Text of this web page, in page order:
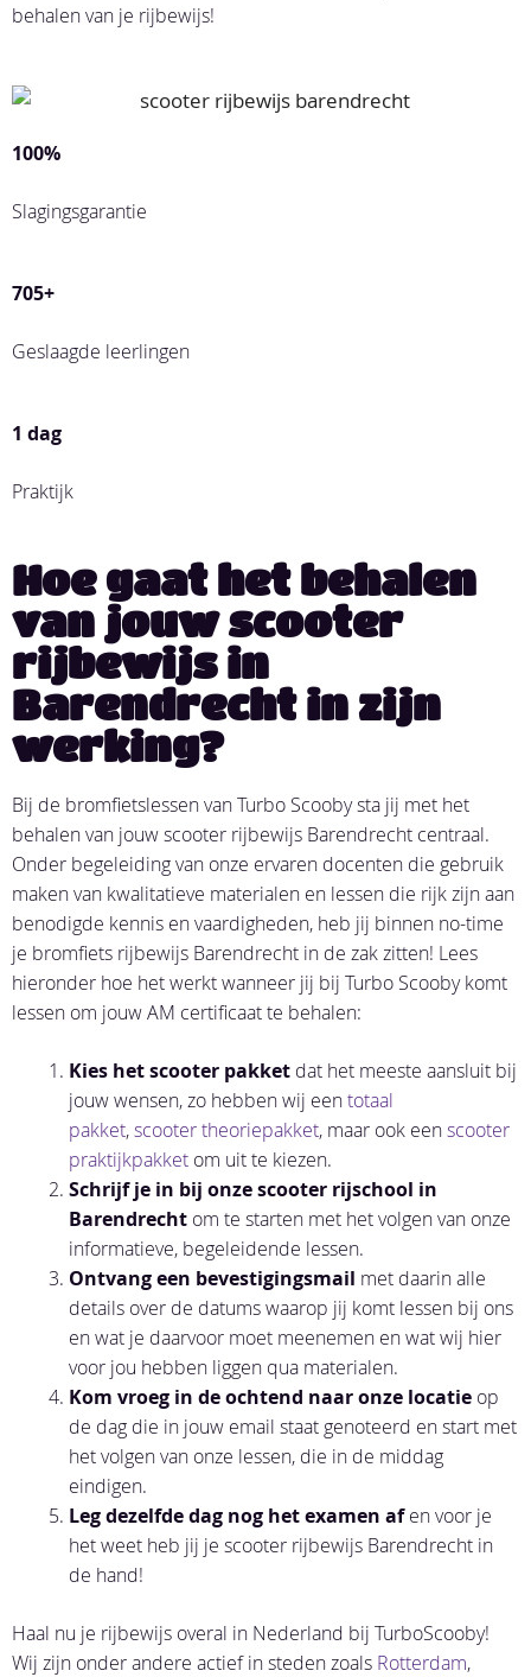
behalen van je rijbewijs!
100%
Slagingsgarantie
705+
Geslaagde leerlingen
1 dag
Praktijk
Hoe gaat het behalen
van jouw scooter
rijbewijs in
Barendrecht in zijn
werking?
Bij de bromfietslessen van Turbo Scooby sta jij met het
behalen van jouw scooter rijbewijs Barendrecht centraal.
Onder begeleiding van onze ervaren docenten die gebruik
maken van kwalitatieve materialen en lessen die rijk zijn aan
benodigde kennis en vaardigheden, heb jij binnen no-time
je bromfiets rijbewijs Barendrecht in de zak zitten! Lees
hieronder hoe het werkt wanneer jij bij Turbo Scooby komt
lessen om jouw AM certificaat te behalen:
Kies hetscooter pakket dat het meeste aansluit bij
jouw wensen, zo hebben wij eentotaal
pakket,scooter theoriepakket, maar ook eenscooter
praktijkpakket om uit te kiezen.
Schrijf je in bij onze scooter rijschool in
Barendrecht om te starten met het volgen van onze
informatieve, begeleidende lessen.
Ontvangeen bevestigingsmail met daarin alle
details over de datums waarop jij komt lessen bij ons
en wat je daarvoor moet meenemen en wat wij hier
voor jou hebben liggen qua materialen.
Kom vroeg in de ochtend naar onze locatie op
de dag die in jouw email staat genoteerd en start met
het volgen van onze lessen, die in de middag
eindigen.
Legdezelfdedag nog hetexamen afen voor je
het weet heb jij je scooter rijbewijs Barendrecht in
de hand!
Haal nu je rijbewijs overal in Nederland bij TurboScooby!
Wij zijn onder andere actief in steden zoals Rotterdam,